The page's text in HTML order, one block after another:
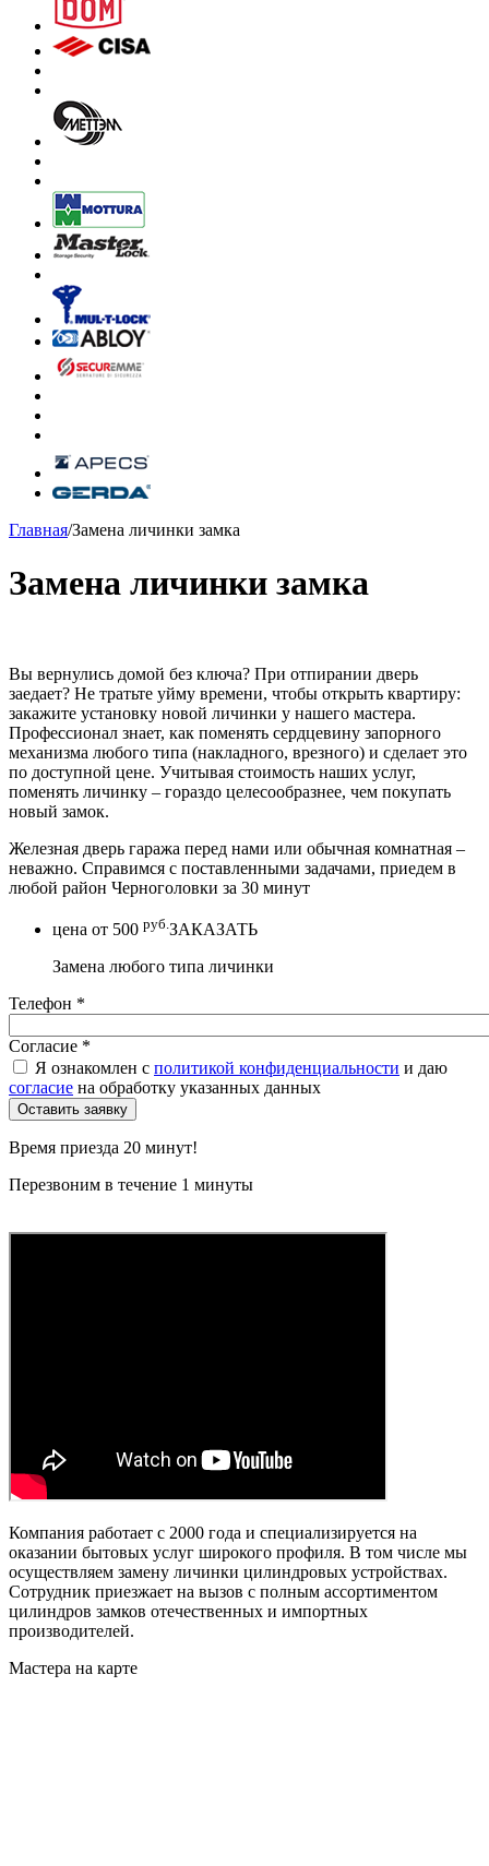
Главная/Замена личинки замка
Замена личинки замка
Вы вернулись домой без ключа? При отпирании дверь
заедает? Не тратьте уйму времени, чтобы открыть квартиру:
закажите установку новой личинки у нашего мастера.
Профессионал знает, как поменять сердцевину запорного
механизма любого типа (накладного, врезного) и сделает это
по доступной цене. Учитывая стоимость наших услуг,
поменять личинку – гораздо целесообразнее, чем покупать
новый замок.
Железная дверь гаража перед нами или обычная комнатная –
неважно. Справимся с поставленными задачами, приедем в
любой район Черноголовки за 30 минут
цена от 500 руб. ЗАКАЗАТЬ
Замена любого типа личинки
Телефон *
Согласие *
Я ознакомлен с политикой конфиденциальности и даю
согласие на обработку указанных данных
Время приезда 20 минут!
Перезвоним в течение 1 минуты
Компания работает с 2000 года и специализируется на
оказании бытовых услуг широкого профиля. В том числе мы
осуществляем замену личинки цилиндровых устройствах.
Сотрудник приезжает на вызов с полным ассортиментом
цилиндров замков отечественных и импортных
производителей.
Мастера на карте